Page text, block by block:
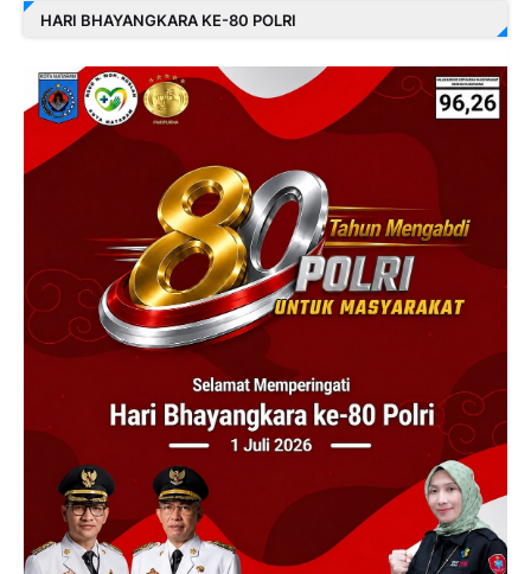
HARI BHAYANGKARA KE-80 POLRI